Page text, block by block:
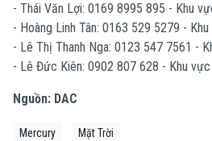
- Thái Văn Lợi: 0169 8995 895 - Khu
- Hoàng Linh Tân: 0163 529 5279 -
- Lê Thị Thanh Nga: 0123 547 7561 -
- Lê Đức Kiên: 0902 807 628 - Khu
Nguồn: DAC
Mercury Mặt Trời